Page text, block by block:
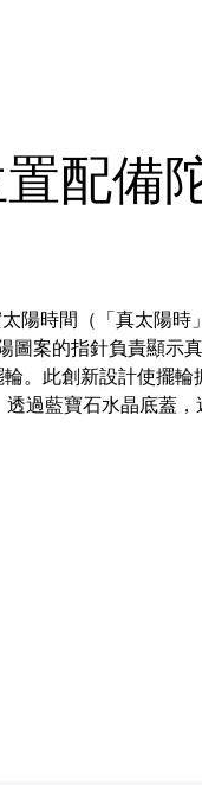
配備
陽時間（「真太陽
案的指針負責顯示
。此創新設計使擺
過藍寶石水晶底蓋